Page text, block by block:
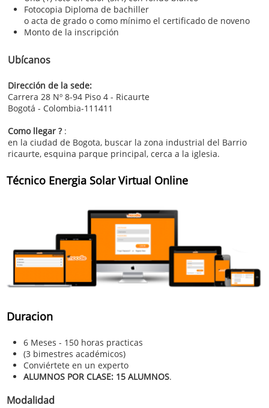
Fotocopia Diploma de bachiller
o acta de grado o como mínimo el certificado de noveno
Monto de la inscripción
Ubícanos
Dirección de la sede:
Carrera 28 Nº 8-94 Piso 4 - Ricaurte
Bogotá - Colombia-111411
Como llegar ? :
en la ciudad de Bogota, buscar la zona industrial del Barrio
ricaurte, esquina parque principal, cerca a la iglesia.
Técnico Energia Solar Virtual Online
Duracion
6 Meses - 150 horas practicas
(3 bimestres académicos)
Conviértete en un experto
ALUMNOS POR CLASE: 15 ALUMNOS.
Modalidad